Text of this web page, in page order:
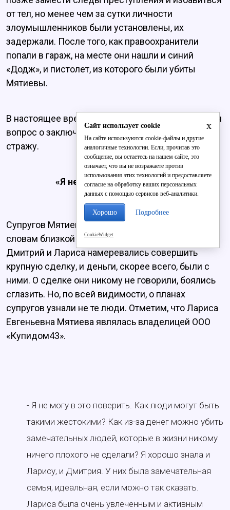
от тел, но менее чем за сутки личности
злоумышленников были установлены, их
задержали. После того, как правоохранители
попали в гараж, на месте они нашли и синий
«Додж», и пистолет, из которого были убиты
Мятиевы.
В настоящее время ведется следствие. Решается
вопрос о заключении предполагаемых убийц под
стражу.
«Я не могу в это поверить»
Супругов Мятиевых могли убить из-за денег. По
словам близкой родственницы семьи, в тот день
Дмитрий и Лариса намеревались совершить
крупную сделку, и деньги, скорее всего, были с
ними. О сделке они никому не говорили, боялись
сглазить. Но, по всей видимости, о планах
супругов узнали не те люди. Отметим, что Лариса
Евгеньевна Мятиева являлась владелицей ООО
«Купидом43».
- Я не могу в это поверить. Как люди могут быть
такими жестокими? Как из-за денег можно убить
замечательных людей, которые в жизни никому
ничего плохого не сделали? Я хорошо знала и
Ларису, и Дмитрия. У них была замечательная
семья, идеальная, если можно так сказать.
Лариса была очень увлеченным и активным
x
Сайт использует cookie
На сайте используются cookie-файлы и другие
аналогичные технологии. Если, прочитав это
сообщение, вы остаетесь на нашем сайте, это
означает, что вы не возражаете против
использования этих технологий и предоставляете
согласие на обработку ваших персональных
данных с помощью сервисов веб-аналитики.
Хорошо Подробнее
CookieWidget